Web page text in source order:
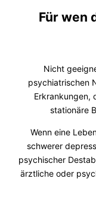
Für wen
Nicht
psychiatrischen
Erkrankungen,
stationäre
Wenn eine
schwerer
psychischer
ärztliche oder